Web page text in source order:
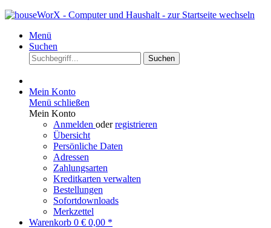
Menü
Suchen
Suchen
Mein Konto
Menü schließen
Mein Konto
Anmelden oderregistrieren
Übersicht
Persönliche Daten
Adressen
Zahlungsarten
Kreditkarten verwalten
Bestellungen
Sofortdownloads
Merkzettel
Warenkorb 0 € 0,00 *